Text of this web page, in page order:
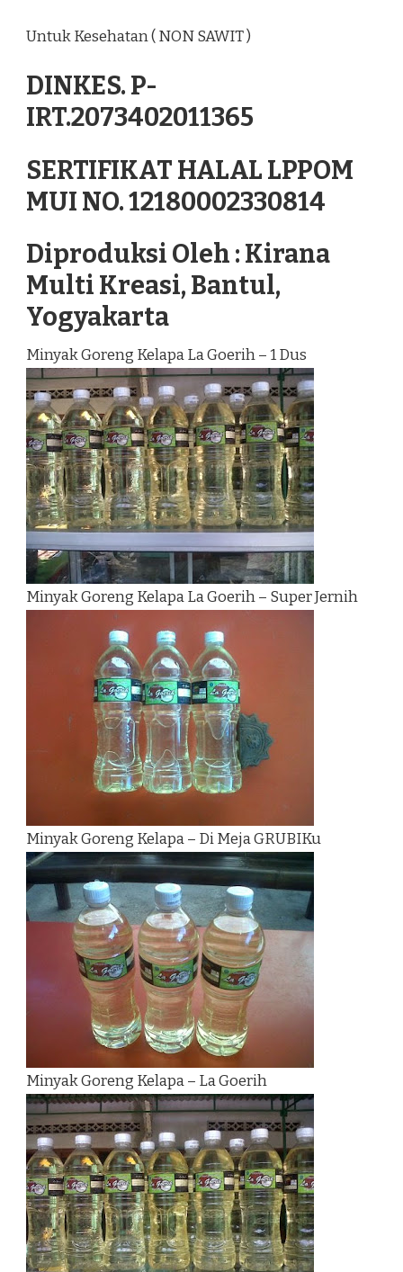
Untuk Kesehatan ( NON SAWIT )
DINKES. P-
IRT.2073402011365
SERTIFIKAT HALAL LPPOM
MUI NO. 12180002330814
Diproduksi Oleh : Kirana
Multi Kreasi, Bantul,
Yogyakarta
Minyak Goreng Kelapa La Goerih – 1 Dus
Minyak Goreng Kelapa La Goerih – Super Jernih
Minyak Goreng Kelapa – Di Meja GRUBIKu
Minyak Goreng Kelapa – La Goerih